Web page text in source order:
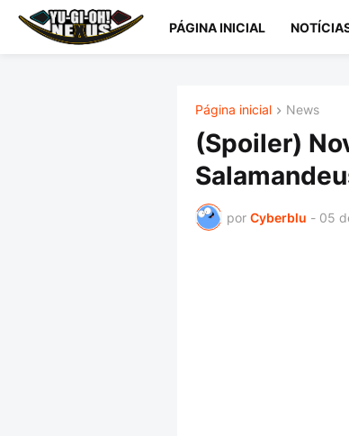
PÁGINA INICIAL
Página inicial News
(Spoiler)
por Cyberblu - 05